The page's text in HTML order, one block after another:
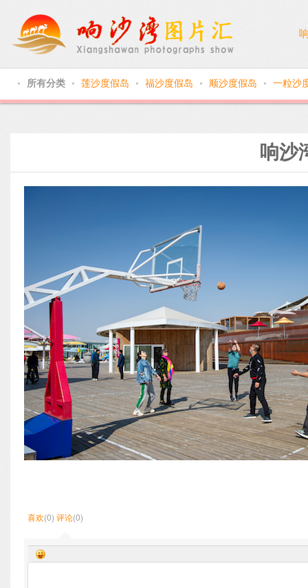
● 所有分类 ● 莲沙度假岛 ● 福沙度假岛 ● 顺沙度假岛 ● 一粒沙
响沙
喜欢(0) 评论(0)